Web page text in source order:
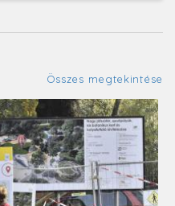
Összes megtekintése